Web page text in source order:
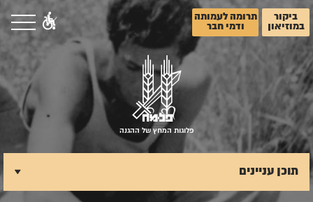
ביקור
במוזיאון
תרומה לעמותה
ודמי חבר
פלוגות המחץ של ההגנה
תוכן עניינים